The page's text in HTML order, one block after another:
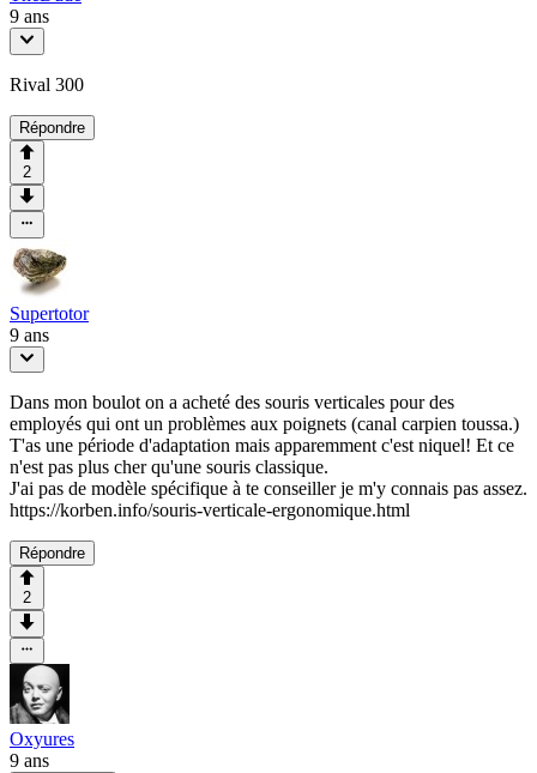
9 ans
Rival 300
Répondre
2
Supertotor
9 ans
Dans mon boulot on a acheté des souris verticales pour des
employés qui ont un problèmes aux poignets (canal carpien toussa.)
T'as une période d'adaptation mais apparemment c'est niquel! Et ce
n'est pas plus cher qu'une souris classique.
J'ai pas de modèle spécifique à te conseiller je m'y connais pas assez.
https://korben.info/souris-verticale-ergonomique.html
Répondre
2
Oxyures
9 ans